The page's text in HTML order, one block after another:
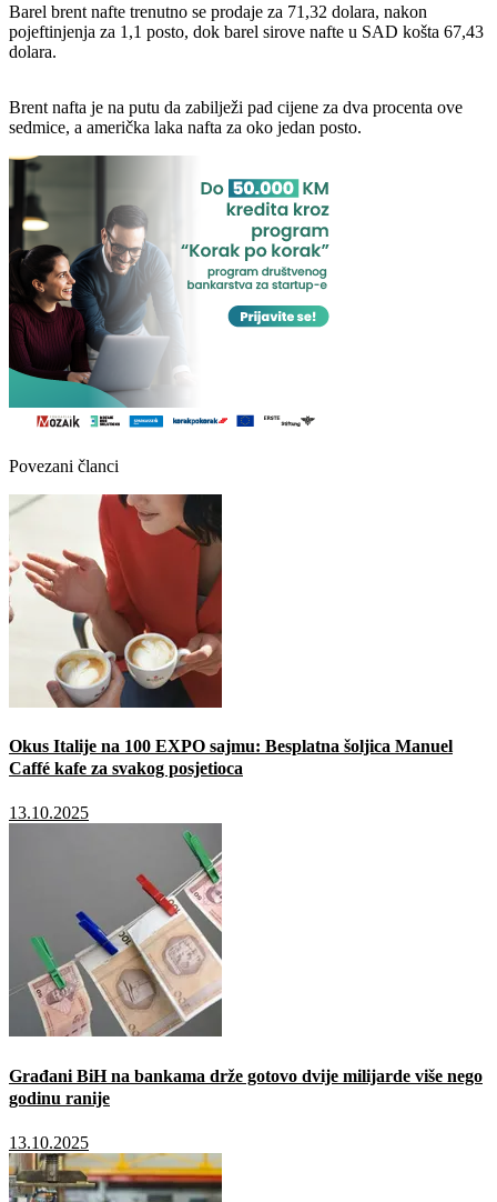
Barel brent nafte trenutno se prodaje za 71,32 dolara, nakon
pojeftinjenja za 1,1 posto, dok barel sirove nafte u SAD košta 67,43
dolara.
Brent nafta je na putu da zabilježi pad cijene za dva procenta ove
sedmice, a američka laka nafta za oko jedan posto.
Povezani članci
Okus Italije na 100 EXPO sajmu: Besplatna šoljica Manuel
Caffé kafe za svakog posjetioca
13.10.2025
Građani BiH na bankama drže gotovo dvije milijarde više nego
godinu ranije
13.10.2025